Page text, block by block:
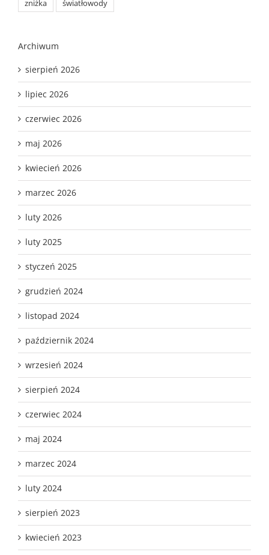
zniżka światłowody
Archiwum
sierpień 2026
lipiec 2026
czerwiec 2026
maj 2026
kwiecień 2026
marzec 2026
luty 2026
luty 2025
styczeń 2025
grudzień 2024
listopad 2024
październik 2024
wrzesień 2024
sierpień 2024
czerwiec 2024
maj 2024
marzec 2024
luty 2024
sierpień 2023
kwiecień 2023